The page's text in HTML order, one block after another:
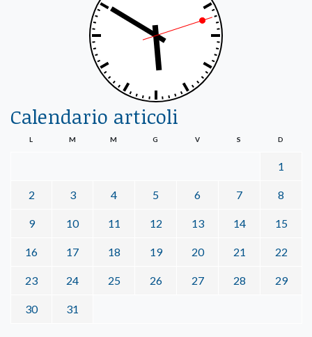
Calendario articoli
L M M G V S D
1
2 3 4 5 6 7 8
9 10 11 12 13 14 15
16 17 18 19 20 21 22
23 24 25 26 27 28 29
30 31